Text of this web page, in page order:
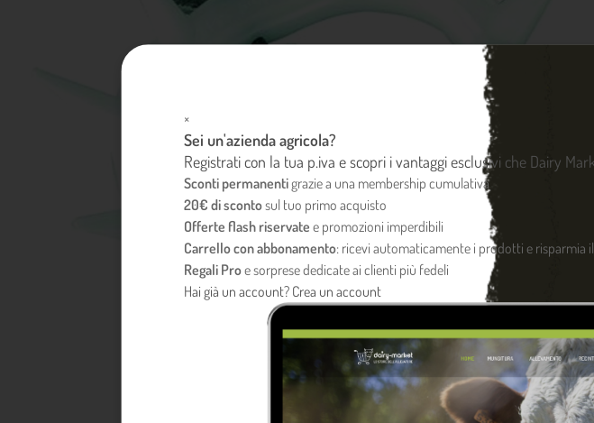
×
Sei un'azienda agricola?
Registrati con la tua p.iva e scopri i vantaggi esclusivi che Dairy
Sconti permanentigrazie a una membership cumulativa
20€ di scontosul tuo primo acquisto
Offerte flash riservate e promozioni imperdibili
Carrello con abbonamento: ricevi automaticamente i prodotti e risparmia
Regali Proe sorprese dedicate ai clienti più fedeli
Hai già un account? Crea un account